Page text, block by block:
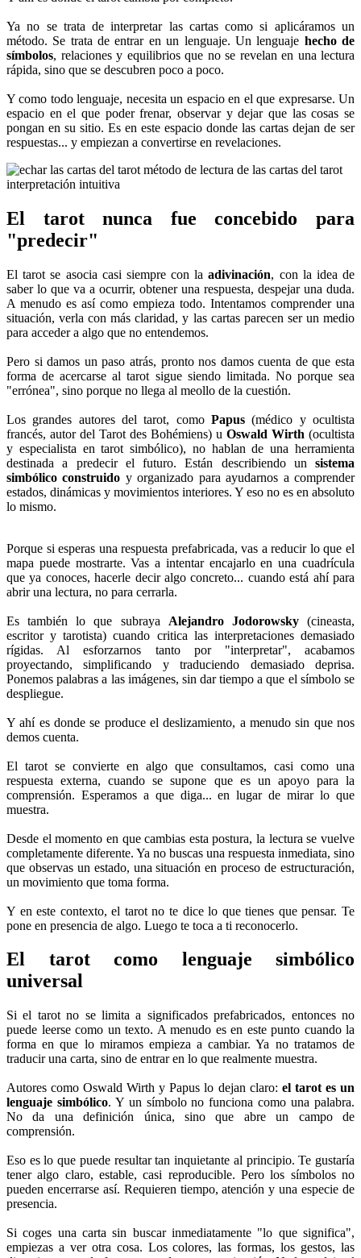
Ya no se trata de interpretar las cartas como si aplicáramos un
método. Se trata de entrar en un lenguaje. Un lenguaje hecho de
símbolos, relaciones y equilibrios que no se revelan en una lectura
rápida, sino que se descubren poco a poco.
Y como todo lenguaje, necesita un espacio en el que expresarse. Un
espacio en el que poder frenar, observar y dejar que las cosas se
pongan en su sitio. Es en este espacio donde las cartas dejan de ser
respuestas... y empiezan a convertirse en revelaciones.
El tarot nunca fue concebido para
"predecir"
El tarot se asocia casi siempre con laadivinación, con la idea de
saber lo que va a ocurrir, obtener una respuesta, despejar una duda.
A menudo es así como empieza todo. Intentamos comprender una
situación, verla con más claridad, y las cartas parecen ser un medio
para acceder a algo que no entendemos.
Pero si damos un paso atrás, pronto nos damos cuenta de que esta
forma de acercarse al tarot sigue siendo limitada. No porque sea
"errónea", sino porque no llega al meollo de la cuestión.
Los grandes autores del tarot, como Papus(médico y ocultista
francés, autor del Tarot des Bohémiens) u Oswald Wirth (ocultista
y especialista en tarot simbólico), no hablan de una herramienta
destinada a predecir el futuro. Están describiendo un sistema
simbólico construido y organizado para ayudarnos a comprender
estados, dinámicas y movimientos interiores. Y eso no es en absoluto
lo mismo.
Porque si esperas una respuesta prefabricada, vas a reducir lo que el
mapa puede mostrarte. Vas a intentar encajarlo en una cuadrícula
que ya conoces, hacerle decir algo concreto... cuando está ahí para
abrir una lectura, no para cerrarla.
Es también lo que subraya Alejandro Jodorowsky(cineasta,
escritor y tarotista) cuando critica las interpretaciones demasiado
rígidas. Al esforzarnos tanto por "interpretar", acabamos
proyectando, simplificando y traduciendo demasiado deprisa.
Ponemos palabras a las imágenes, sin dar tiempo a que el símbolo se
despliegue.
Y ahí es donde se produce el deslizamiento, a menudo sin que nos
demos cuenta.
El tarot se convierte en algo que consultamos, casi como una
respuesta externa, cuando se supone que es un apoyo para la
comprensión. Esperamos a que diga... en lugar de mirar lo que
muestra.
Desde el momento en que cambias esta postura, la lectura se vuelve
completamente diferente. Ya no buscas una respuesta inmediata, sino
que observas un estado, una situación en proceso de estructuración,
un movimiento que toma forma.
Y en este contexto, el tarot no te dice lo que tienes que pensar. Te
pone en presencia de algo. Luego te toca a ti reconocerlo.
El tarot como lenguaje simbólico
universal
Si el tarot no se limita a significados prefabricados, entonces no
puede leerse como un texto. A menudo es en este punto cuando la
forma en que lo miramos empieza a cambiar. Ya no tratamos de
traducir una carta, sino de entrar en lo que realmente muestra.
Autores como Oswald Wirth y Papus lo dejan claro: el tarot es un
lenguaje simbólico. Y un símbolo no funciona como una palabra.
No da una definición única, sino que abre un campo de
comprensión.
Eso es lo que puede resultar tan inquietante al principio. Te gustaría
tener algo claro, estable, casi reproducible. Pero los símbolos no
pueden encerrarse así. Requieren tiempo, atención y una especie de
presencia.
Si coges una carta sin buscar inmediatamente "lo que significa",
empiezas a ver otra cosa. Los colores, las formas, los gestos, las